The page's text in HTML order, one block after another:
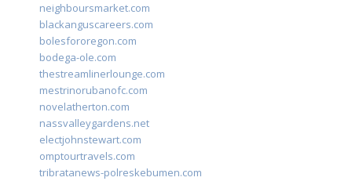
neighboursmarket.com
blackanguscareers.com
bolesfororegon.com
bodega-ole.com
thestreamlinerlounge.com
mestrinorubanofc.com
novelatherton.com
nassvalleygardens.net
electjohnstewart.com
omptourtravels.com
tribratanews-polreskebumen.com